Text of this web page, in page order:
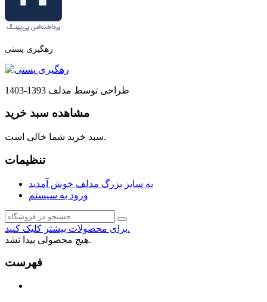
رهگیری پستی
طراحی توسط مدلف 1393-1403
مشاهده سبد خرید
سبد خرید شما خالی است.
تنظیمات
به سایز بزرگ مدلف خوش آمدید
ورود به سیستم
برای محصولات بیشتر کلیک کنید.
هیچ محصولی پیدا نشد.
فهرست